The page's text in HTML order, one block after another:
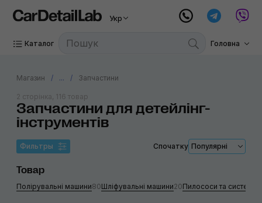
Укр
Каталог Головна
Магазин ... Запчастини
Запчастини для детейлінг-
інструментів
2 сторінка, 116 товар
Фильтры Спочатку Популярні
Товар
Полірувальні машини80Шліфувальні машини20Пилососи та системи